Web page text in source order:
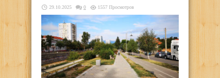
29.10.2025 0 1557 Просмотров